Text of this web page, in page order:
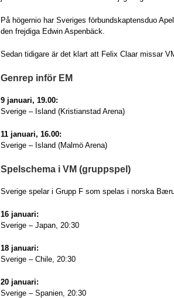
På högernio har Sveriges förbundskaptensduo
den frejdiga Edwin Aspenbäck.
Sedan tidigare är det klart att Felix Claar missar
Genrep inför EM
9 januari, 19.00:
Sverige – Island (Kristianstad Arena)
11 januari, 16.00:
Sverige – Island (Malmö Arena)
Spelschema i VM (gruppspel)
Sverige spelar i Grupp F som spelas i norska
16 januari:
Sverige – Japan, 20:30
18 januari:
Sverige – Chile, 20:30
20 januari:
Sverige – Spanien, 20:30